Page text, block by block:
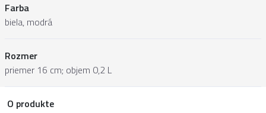
Farba
biela, modrá
Rozmer
priemer 16 cm; objem 0,2 L
O produkte